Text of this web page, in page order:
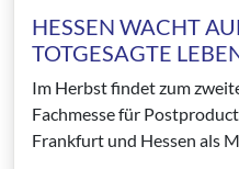
HESSEN WACHT
TOTGESAGTE
Im Herbst findet zum
Fachmesse für
Frankfurt und Hessen als